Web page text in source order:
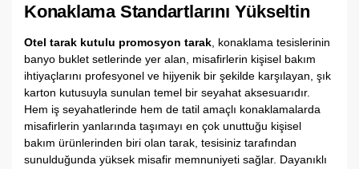
Konaklama Standartlarını Yükseltin
Otel tarak kutulu promosyon tarak konaklama tesislerinin
banyo buklet setlerinde yer alan,
misafirlerin kişisel bakım
ihtiyaçlarını profesyonel ve hijyenik bir şekilde karşılayan, şık
karton kutusuyla sunulan temel bir seyahat aksesuarıdır.
Hem iş seyahatlerinde hem de tatil amaçlı konaklamalarda
misafirlerin yanlarında taşımayı en çok unuttuğu kişisel
bakım ürünlerinden biri olan tarak, tesisiniz tarafından
sunulduğunda yüksek misafir memnuniyeti sağlar. Dayanıklı